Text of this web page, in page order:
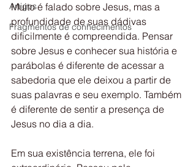
Artigos
Fragmentos de conhecimentos
Muito é falado sobre Jesus, mas a
profundidade de suas dádivas
dificilmente é compreendida. Pensar
sobre Jesus e conhecer sua história e
parábolas é diferente de acessar a
sabedoria que ele deixou a partir de
suas palavras e seu exemplo. Também
é diferente de sentir a presença de
Jesus no dia a dia.
Em sua existência terrena, ele foi